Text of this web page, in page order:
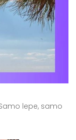
lepe, samo